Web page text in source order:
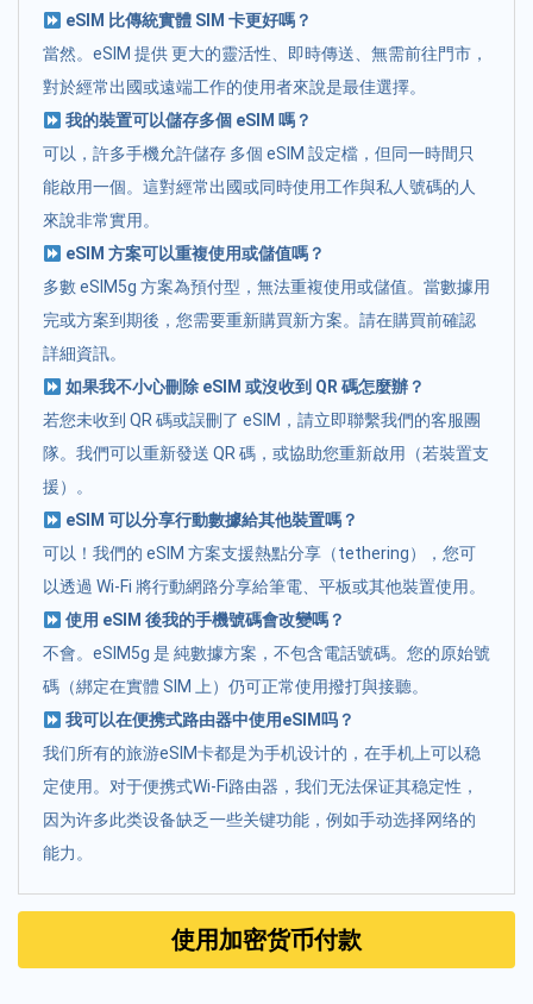
eSIM 比傳統實體 SIM 卡更好嗎？
當然。eSIM 提供 更大的靈活性、即時傳送、無需前往門市，
對於經常出國或遠端工作的使用者來說是最佳選擇。
我的裝置可以儲存多個 eSIM 嗎？
可以，許多手機允許儲存 多個 eSIM 設定檔，但同一時間只
能啟用一個。這對經常出國或同時使用工作與私人號碼的人
來說非常實用。
eSIM 方案可以重複使用或儲值嗎？
多數 eSIM5g 方案為預付型，無法重複使用或儲值。當數據用
完或方案到期後，您需要重新購買新方案。請在購買前確認
詳細資訊。
如果我不小心刪除 eSIM 或沒收到 QR 碼怎麼辦？
若您未收到 QR 碼或誤刪了 eSIM，請立即聯繫我們的客服團
隊。我們可以重新發送 QR 碼，或協助您重新啟用（若裝置支
援）。
eSIM 可以分享行動數據給其他裝置嗎？
可以！我們的 eSIM 方案支援熱點分享（tethering），您可
以透過 Wi-Fi 將行動網路分享給筆電、平板或其他裝置使用。
使用 eSIM 後我的手機號碼會改變嗎？
不會。eSIM5g 是 純數據方案，不包含電話號碼。您的原始號
碼（綁定在實體 SIM 上）仍可正常使用撥打與接聽。
我可以在便携式路由器中使用eSIM吗？
我们所有的旅游eSIM卡都是为手机设计的，在手机上可以稳
定使用。对于便携式Wi-Fi路由器，我们无法保证其稳定性，
因为许多此类设备缺乏一些关键功能，例如手动选择网络的
能力。
使用加密货币付款